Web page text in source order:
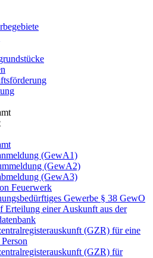
(GewA1)
(GewA2)
(GewA3)
Feuerwerk
Gewerbe § 38 GewO
Erteilung einer Auskunft aus der
(GZR) für eine
(GZR) für